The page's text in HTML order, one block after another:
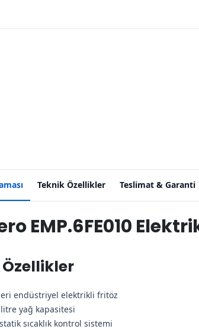
Teknik Özellikler Teslimat & Garanti
EMP.6FE010
Özellikler
seri endüstriyel elektrikli fritöz
yağ kapasitesi
sıcaklık kontrol sistemi